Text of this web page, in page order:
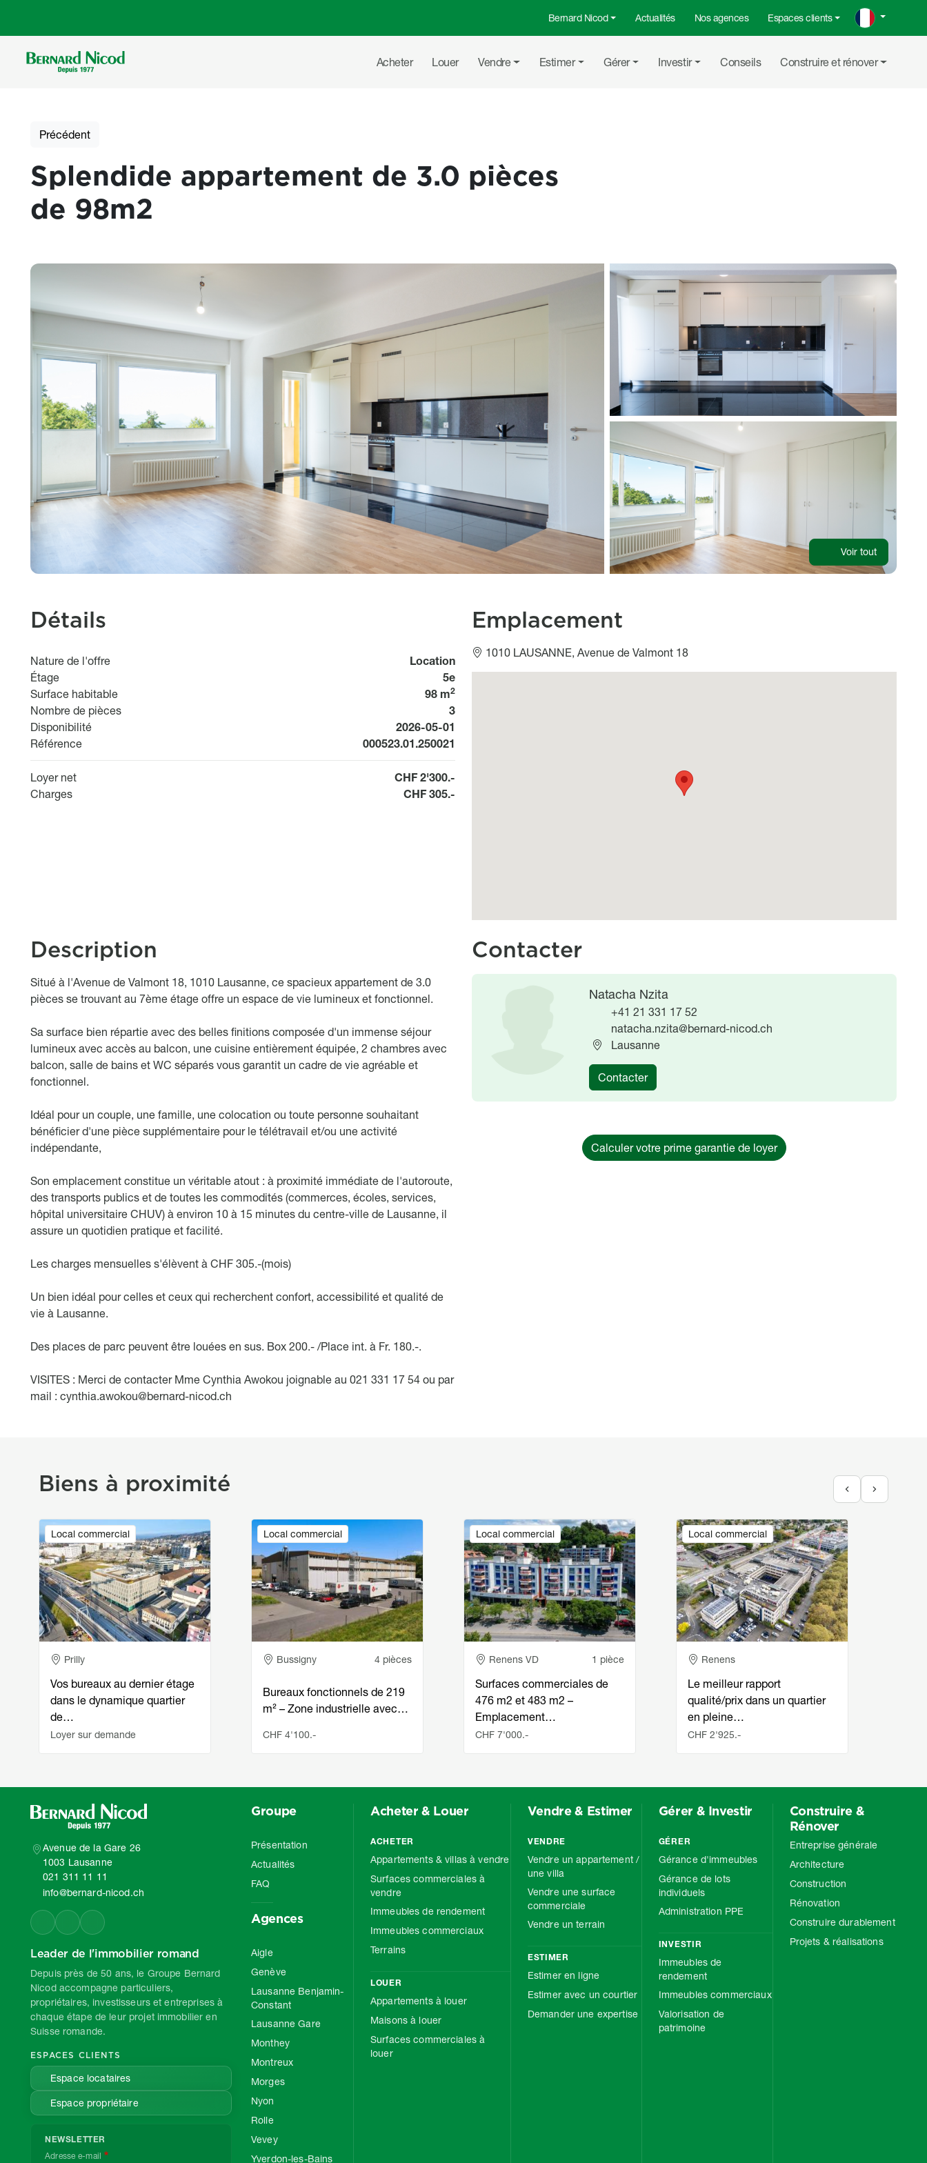
Menu top
Bernard Nicod Actualités Nos agences Espaces clients
Navigation principale
Acheter Louer Vendre Estimer Gérer Investir Conseils Construire et rénover
Précédent
Splendide appartement de 3.0 pièces
de 98m2
Photos
Voir tout
Détails
Nature de l'offre
Location
Étage
5e
Surface habitable
98 m2
Nombre de pièces
3
Disponibilité
Available from
2026-05-01
Référence
000523.01.250021
Loyer net
CHF 2'300.-
Charges
CHF 305.-
Emplacement
1010 LAUSANNE, Avenue de Valmont 18
Description
Object description
Situé à l'Avenue de Valmont 18, 1010 Lausanne, ce spacieux appartement de 3.0
pièces se trouvant au 7ème étage offre un espace de vie lumineux et fonctionnel.
Sa surface bien répartie avec des belles finitions composée d'un immense séjour
lumineux avec accès au balcon, une cuisine entièrement équipée, 2 chambres avec
balcon, salle de bains et WC séparés vous garantit un cadre de vie agréable et
fonctionnel.
Idéal pour un couple, une famille, une colocation ou toute personne souhaitant
bénéficier d'une pièce supplémentaire pour le télétravail et/ou une activité
indépendante,
Son emplacement constitue un véritable atout : à proximité immédiate de l'autoroute,
des transports publics et de toutes les commodités (commerces, écoles, services,
hôpital universitaire CHUV) à environ 10 à 15 minutes du centre-ville de Lausanne, il
assure un quotidien pratique et facilité.
Les charges mensuelles s'élèvent à CHF 305.-(mois)
Un bien idéal pour celles et ceux qui recherchent confort, accessibilité et qualité de
vie à Lausanne.
Des places de parc peuvent être louées en sus. Box 200.- /Place int. à Fr. 180.-.
VISITES : Merci de contacter Mme Cynthia Awokou joignable au 021 331 17 54 ou par
mail : cynthia.awokou@bernard-nicod.ch
Contacter
Natacha Nzita
+41 21 331 17 52
natacha.nzita@bernard-nicod.ch
Lausanne
Contacter
Calculer votre prime garantie de loyer
Biens à proximité
Local commercial
Image
Adresse
Prilly
Vos bureaux au dernier étage
dans le dynamique quartier
de…
Loyer sur demande
Local commercial
Image
Adresse
Bussigny 4 pièces
Bureaux fonctionnels de 219
m² – Zone industrielle avec…
CHF 4'100.-
Local commercial
Image
Adresse
Renens VD 1 pièce
Surfaces commerciales de
476 m2 et 483 m2 –
Emplacement…
CHF 7'000.-
Local commercial
Image
Adresse
Renens
Le meilleur rapport
qualité/prix dans un quartier
en pleine…
CHF 2'925.-
Avenue de la Gare 26
1003 Lausanne
021 311 11 11
info@bernard-nicod.ch
Leader de l'immobilier romand
Depuis près de 50 ans, le Groupe Bernard
Nicod accompagne particuliers,
propriétaires, investisseurs et entreprises à
chaque étape de leur projet immobilier en
Suisse romande.
ESPACES CLIENTS
Espace locataires
Espace propriétaire
NEWSLETTER
Adresse e-mail
Groupe
Présentation
Actualités
FAQ
Agences
Aigle
Genève
Lausanne Benjamin-
Constant
Lausanne Gare
Monthey
Montreux
Morges
Nyon
Rolle
Vevey
Yverdon-les-Bains
Acheter & Louer
ACHETER
Appartements & villas à vendre
Surfaces commerciales à
vendre
Immeubles de rendement
Immeubles commerciaux
Terrains
LOUER
Appartements à louer
Maisons à louer
Surfaces commerciales à
louer
Vendre & Estimer
VENDRE
Vendre un appartement /
une villa
Vendre une surface
commerciale
Vendre un terrain
ESTIMER
Estimer en ligne
Estimer avec un courtier
Demander une expertise
Gérer & Investir
GÉRER
Gérance d'immeubles
Gérance de lots
individuels
Administration PPE
INVESTIR
Immeubles de
rendement
Immeubles commerciaux
Valorisation de
patrimoine
Construire &
Rénover
Entreprise générale
Architecture
Construction
Rénovation
Construire durablement
Projets & réalisations